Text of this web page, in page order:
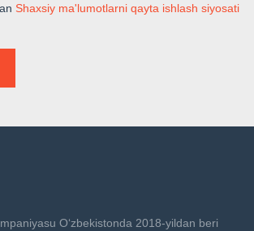
Shaxsiy ma'lumotlarni qayta ishlash siyosati
O‘zbekistonda 2018-yildan beri